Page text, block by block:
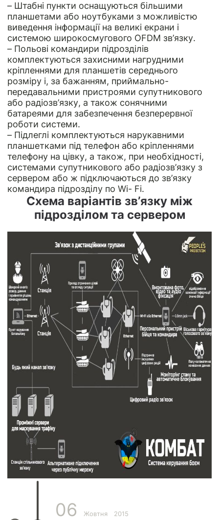
– Штабні пункти оснащуються більшими
планшетами або ноутбуками з можливістю
виведення інформації на великі екрани і
системою широкосмугового OFDM зв’язку.
– Польові командири підрозділів
комплектуються захисними нагрудними
кріпленнями для планшетів середнього
розміру і, за бажанням, приймально-
передавальними пристроями супутникового
або радіозв’язку, а також сонячними
батареями для забезпечення безперервної
роботи системи.
– Підлеглі комплектуються нарукавними
планшетками під телефон або кріпленнями
телефону на цівку, а також, при необхідності,
системами супутникового або радіозв’язку з
сервером або ж підключаються до зв’язку
командира підрозділу по Wi- Fi.
Схема варіантів зв’язку між
підрозділом та сервером
06 Жовтня 2015